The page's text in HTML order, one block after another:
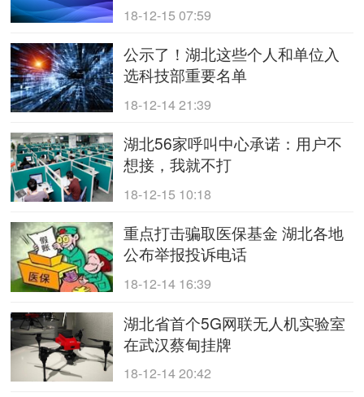
18-12-15 07:59
公示了！湖北这些个人和单位入
选科技部重要名单
18-12-14 21:39
湖北56家呼叫中心承诺：用户不
想接，我就不打
18-12-15 10:18
重点打击骗取医保基金 湖北各地
公布举报投诉电话
18-12-14 16:39
湖北省首个5G网联无人机实验室
在武汉蔡甸挂牌
18-12-14 20:42